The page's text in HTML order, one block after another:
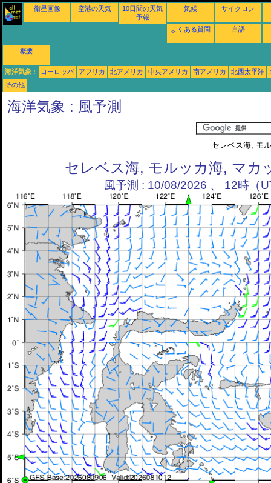
衛星画像 空港の天気
10日間の天気
予報
気候 サイクロン
よくある質問 言語
概要
海洋気象 : ヨーロッパ アフリカ 北アメリカ 中央アメリカ 南アメリカ 北西太平洋
その他
海洋気象 : 風予測
セレベス海, モルッカ海, マカ
風予測 : 10/08/2026 、 12時（